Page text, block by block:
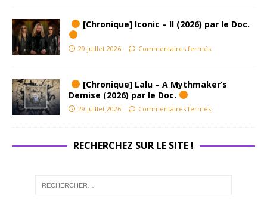
[Chronique] Iconic – II (2026) par le Doc.
29 juillet 2026 Commentaires fermés
[Chronique] Lalu – A Mythmaker’s
Demise (2026) par le Doc.
29 juillet 2026 Commentaires fermés
RECHERCHEZ SUR LE SITE !